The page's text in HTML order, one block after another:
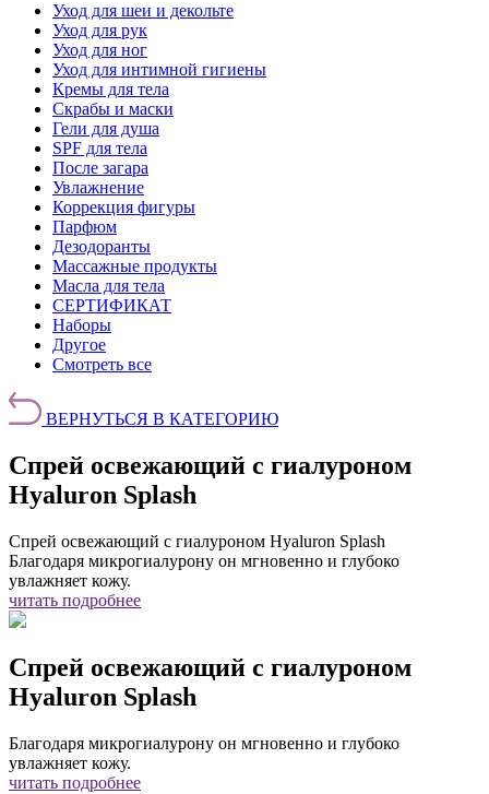
Уход для шеи и декольте
Уход для рук
Уход для ног
Уход для интимной гигиены
Кремы для тела
Скрабы и маски
Гели для душа
SPF для тела
После загара
Увлажнение
Коррекция фигуры
Парфюм
Дезодоранты
Массажные продукты
Масла для тела
СЕРТИФИКАТ
Наборы
Другое
Смотреть все
ВЕРНУТЬСЯ В КАТЕГОРИЮ
Спрей освежающий с гиалуроном
Hyaluron Splash
Спрей освежающий с гиалуроном Hyaluron Splash
Благодаря микрогиалурону он мгновенно и глубоко
увлажняет кожу.
читать подробнее
Спрей освежающий с гиалуроном
Hyaluron Splash
Благодаря микрогиалурону он мгновенно и глубоко
увлажняет кожу.
читать подробнее